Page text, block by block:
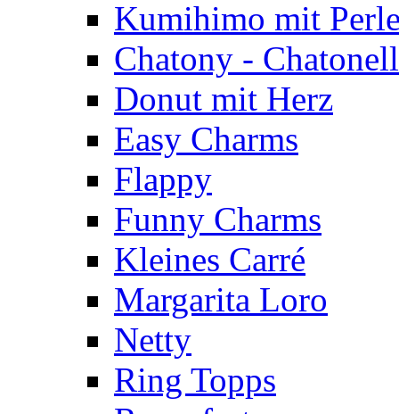
Kumihimo mit
Chatony -
Donut mit Herz
Easy Charms
Flappy
Funny Charms
Kleines Carré
Margarita Loro
Netty
Ring Topps